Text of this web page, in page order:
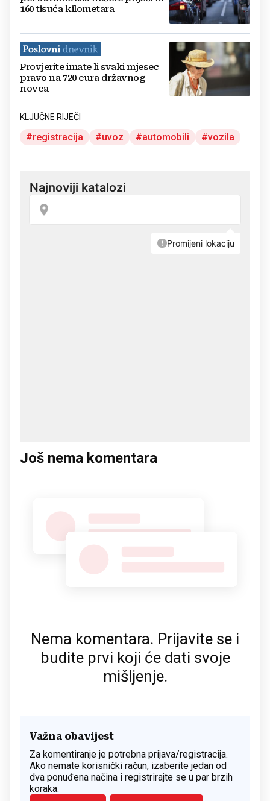
160 tisuća kilometara
Provjerite imate li svaki mjesec
pravo na 720 eura državnog
novca
KLJUČNE RIJEČI
registracija uvoz automobili vozila
Još nema komentara
Nema komentara. Prijavite se i
budite prvi koji će dati svoje
mišljenje.
Važna obavijest
Za komentiranje je potrebna prijava/registracija.
Ako nemate korisnički račun, izaberite jedan od
dva ponuđena načina i registrirajte se u par brzih
koraka.